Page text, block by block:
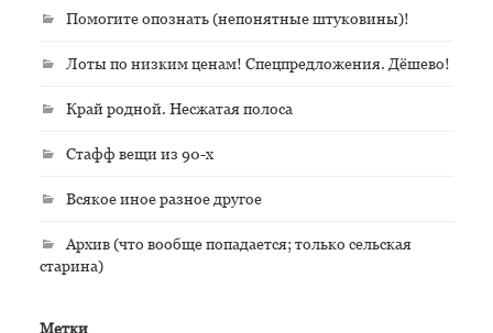
Помогите опознать (непонятные штуковины)!
Лоты по низким ценам! Спецпредложения. Дёшево!
Край родной. Несжатая полоса
Стафф вещи из 90-х
Всякое иное разное другое
Архив (что вообще попадается; только сельская
старина)
Метки